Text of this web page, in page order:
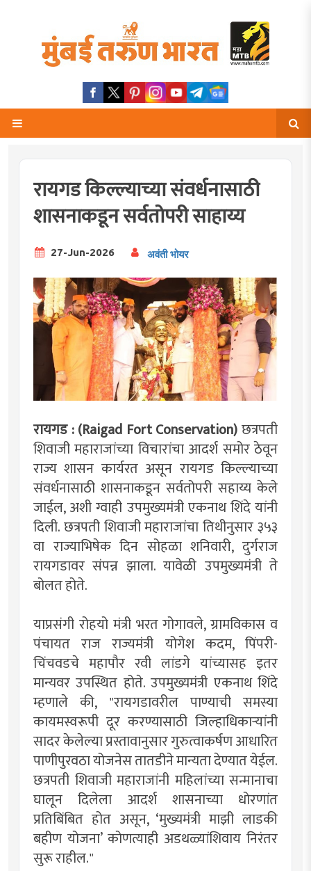
रायगड किल्ल्याच्या संवर्धनासाठी
शासनाकडून सर्वतोपरी साहाय्य
27-Jun-2026 अवंती भोयर
रायगड : (Raigad Fort Conservation)छत्रपती
शिवाजी महाराजांच्या विचारांचा आदर्श समोर ठेवून
राज्य शासन कार्यरत असून रायगड किल्ल्याच्या
संवर्धनासाठी शासनाकडून सर्वतोपरी सहाय्य केले
जाईल, अशी ग्वाही उपमुख्यमंत्री एकनाथ शिंदे यांनी
दिली. छत्रपती शिवाजी महाराजांचा तिथीनुसार ३५३
वा राज्याभिषेक दिन सोहळा शनिवारी, दुर्गराज
रायगडावर संपन्न झाला. यावेळी उपमुख्यमंत्री ते
बोलत होते.
याप्रसंगी रोहयो मंत्री भरत गोगावले, ग्रामविकास व
पंचायत राज राज्यमंत्री योगेश कदम, पिंपरी-
चिंचवडचे महापौर रवी लांडगे यांच्यासह इतर
मान्यवर उपस्थित होते. उपमुख्यमंत्री एकनाथ शिंदे
म्हणाले की, "रायगडावरील पाण्याची समस्या
कायमस्वरूपी दूर करण्यासाठी जिल्हाधिकाऱ्यांनी
सादर केलेल्या प्रस्तावानुसार गुरुत्वाकर्षण आधारित
पाणीपुरवठा योजनेस तातडीने मान्यता देण्यात येईल.
छत्रपती शिवाजी महाराजांनी महिलांच्या सन्मानाचा
घालून दिलेला आदर्श शासनाच्या धोरणांत
प्रतिबिंबित होत असून, ‘मुख्यमंत्री माझी लाडकी
बहीण योजना’ कोणत्याही अडथळ्यांशिवाय निरंतर
सुरू राहील."